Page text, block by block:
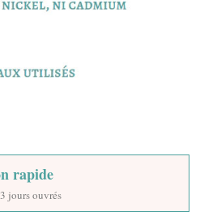
rapide
jours ouvrés